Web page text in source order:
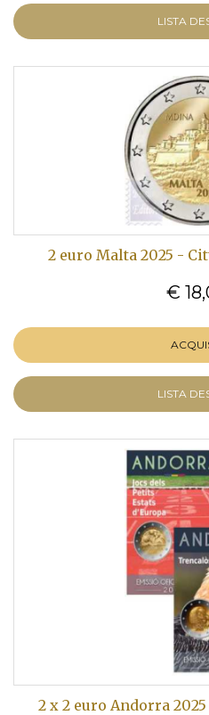
LISTA
2 euro Malta 2025 -
€
LISTA
2 x 2 euro Andorra